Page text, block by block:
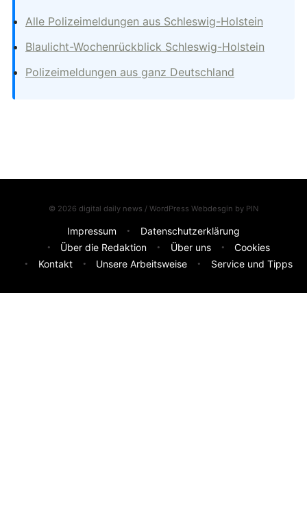
Alle Polizeimeldungen aus Schleswig-Holstein
Blaulicht-Wochenrückblick Schleswig-Holstein
Polizeimeldungen aus ganz Deutschland
© 2026 digital daily news / WordPress Webdesgin by PIN
Impressum
Datenschutzerklärung
Über die Redaktion
Über uns
Cookies
Kontakt
Unsere Arbeitsweise Service und Tipps